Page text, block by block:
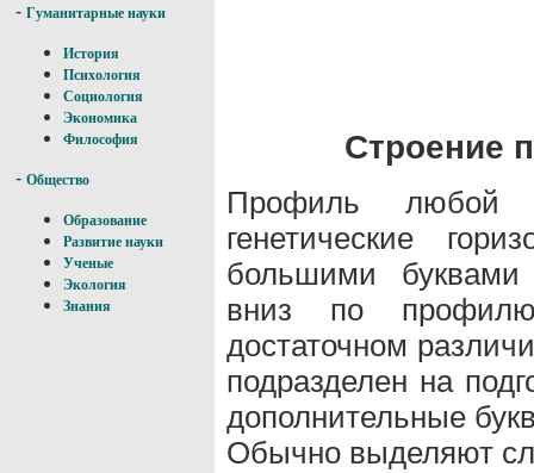
- Гуманитарные науки
История
Психология
Социология
Экономика
Философия
- Общество
Образование
Развитие науки
Ученые
Экология
Знания
Строение
Профиль любой
генетические
большими буквами
вниз по
достаточном
подразделен на
дополнительные
Обычно выделяют